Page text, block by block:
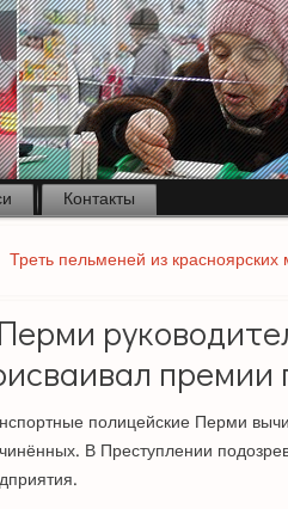
Контакты
Треть пельменей из
премии
полицейские Перми
В Преступлении